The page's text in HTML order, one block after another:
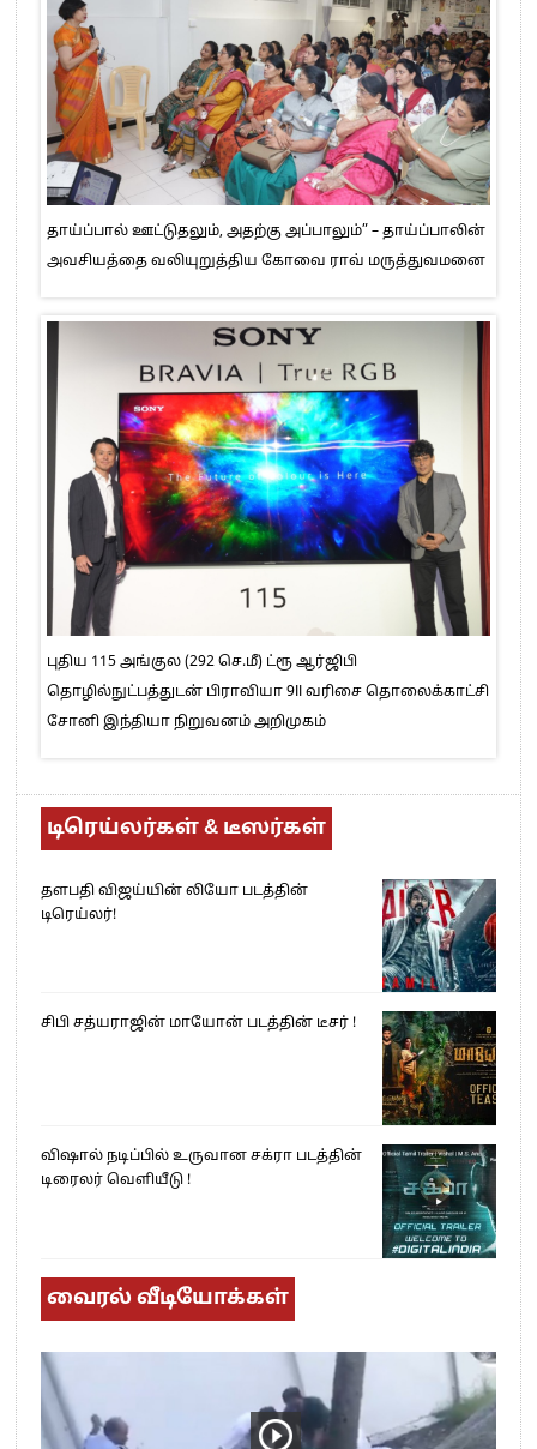
தாய்ப்பால் ஊட்டுதலும், அதற்கு அப்பாலும்” – தாய்ப்பாலின்
அவசியத்தை வலியுறுத்திய கோவை ராவ் மருத்துவமனை
புதிய 115 அங்குல (292 செ.மீ) ட்ரூ ஆர்ஜிபி
தொழில்நுட்பத்துடன் பிராவியா 9II வரிசை தொலைக்காட்சி
சோனி இந்தியா நிறுவனம் அறிமுகம்
டிரெய்லர்கள் & டீஸர்கள்
தளபதி விஜய்யின் லியோ படத்தின்
டிரெய்லர்!
சிபி சத்யராஜின் மாயோன் படத்தின் டீசர் !
விஷால் நடிப்பில் உருவான சக்ரா படத்தின்
டிரைலர் வெளியீடு !
வைரல் வீடியோக்கள்